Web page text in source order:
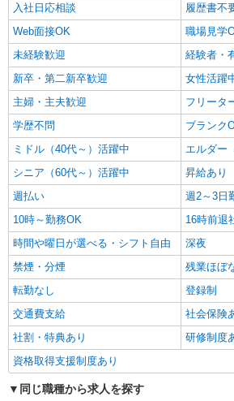
キープ
派遣社員
株式会社kotrio /●KM-H-2011904
≪熊本市北区≫夜勤なし
OKのデイスタッフ
時給1450円〜2062円
通費全支給(ガソリン代含
熊本市北区
派遣社員
株式会社kotrio /●KM-H-2066927
熊本市北区＊グループ
問◎日収1.1万円も可
時給1450円〜2062円
通費全支給(ガソリン代含
キープ
入社日応相談
履歴書不
Web面接OK
職場見学
未経験歓迎
経験者・
新卒・第二新卒歓迎
女性活躍
主婦・主夫歓迎
フリータ
学歴不問
ブランク
ミドル（40代～）活躍中
エルダー
シニア（60代～）活躍中
昇給あり
週払い
週2～3日
10時～勤務OK
16時前退
時間や曜日が選べる・シフト自由
深夜
禁煙・分煙
残業ほぼ
転勤なし
登録制
交通費支給
社会保険
社割・特典あり
研修制度
資格取得支援制度あり
同じ職種から求人を探す